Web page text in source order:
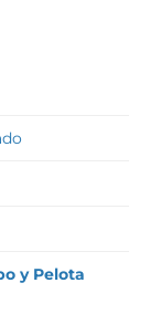
y Pelota